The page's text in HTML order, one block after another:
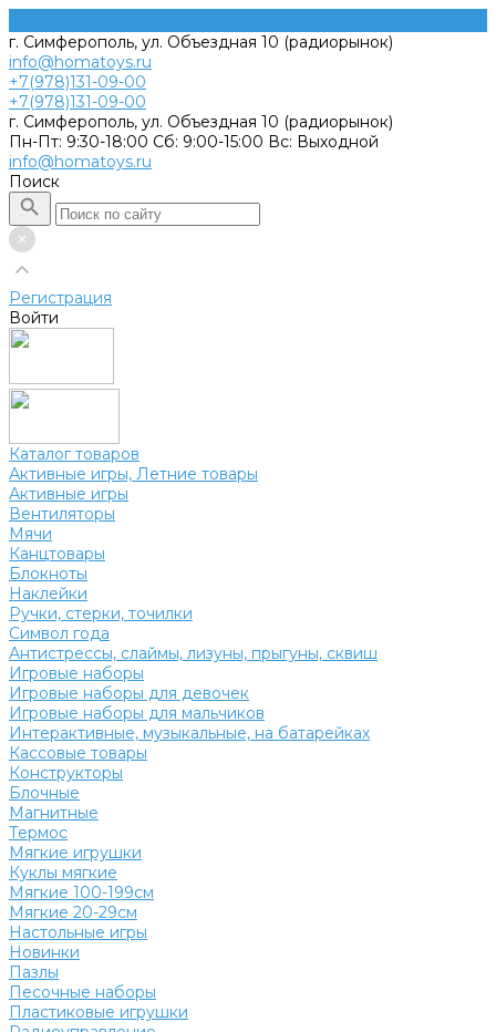
г. Симферополь, ул. Объездная 10 (радиорынок)
info@homatoys.ru
+7(978)131-09-00
+7(978)131-09-00
г. Симферополь, ул. Объездная 10 (радиорынок)
Пн-Пт: 9:30-18:00 Cб: 9:00-15:00 Вс: Выходной
info@homatoys.ru
Поиск
Регистрация
Войти
Каталог товаров
Активные игры, Летние товары
Активные игры
Вентиляторы
Мячи
Канцтовары
Блокноты
Наклейки
Ручки, стерки, точилки
Символ года
Антистрессы, слаймы, лизуны, прыгуны, сквиш
Игровые наборы
Игровые наборы для девочек
Игровые наборы для мальчиков
Интерактивные, музыкальные, на батарейках
Кассовые товары
Конструкторы
Блочные
Магнитные
Термос
Мягкие игрушки
Куклы мягкие
Мягкие 100-199см
Мягкие 20-29см
Настольные игры
Новинки
Пазлы
Песочные наборы
Пластиковые игрушки